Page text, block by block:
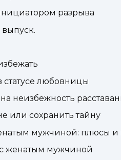
разрыва
выпуск.
любовницы
неизбежность
или сохранить тайну
мужчиной: плюсы
женатым мужчиной